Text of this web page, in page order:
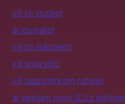
vill bli student
är journalist
vill bli doktorand
vill söka jobb
vill rapportera om naturen
är verksam inom SLU:s sektorer